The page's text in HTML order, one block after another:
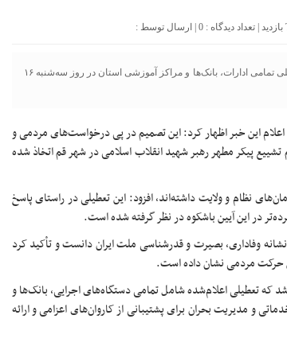
0 | ارسال توسط :
یزدفردا؛ معاون توسعه مدیریت و منابع استاندار یزد از تعطیلی تمامی ادارات، بانک‌ها و مراکز آموزشی استان در روز سه‌شنبه ۱۶
این خبر اظهار کرد: این تصمیم در پی درخواست‌های مردمی و
پیکر مطهر رهبر شهید انقلاب اسلامی در شهر قم اتخاذ شده
نظام و ولایت داشته‌اند، افزود: این تعطیلی در راستای پاسخ
در این آیین باشکوه در نظر گرفته شده است.
وفاداری، بصیرت و قدرشناسی ملت ایران دانست و تأکید کرد
حرکت مردمی نشان داده است.
شد که تعطیلی اعلام‌شده شامل تمامی دستگاه‌های اجرایی، بانک‌ها و
و مدیریت بحران برای پشتیبانی از کاروان‌های اعزامی و ارائه